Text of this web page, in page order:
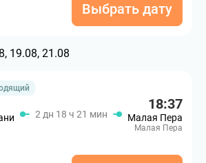
Выбрать дату
19.08, 21.08
2 дн 18 ч 21 мин
18:37
Малая Пера
Малая Пера